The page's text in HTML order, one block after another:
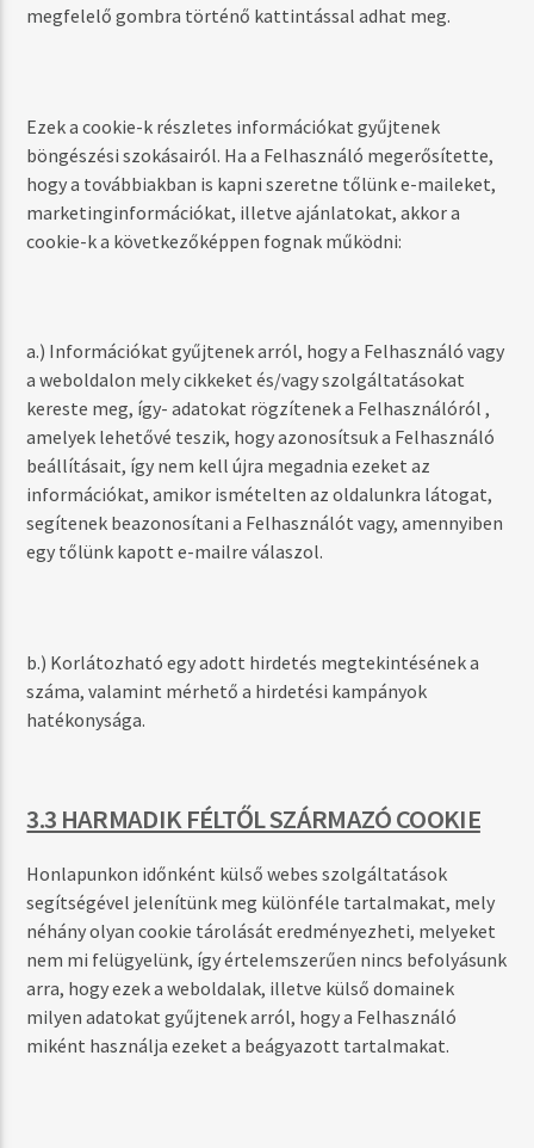
megfelelő gombra történő kattintással adhat meg.
Ezek a cookie-k részletes információkat gyűjtenek
böngészési szokásairól. Ha a Felhasználó megerősítette,
hogy a továbbiakban is kapni szeretne tőlünk e-maileket,
marketinginformációkat, illetve ajánlatokat, akkor a
cookie-k a következőképpen fognak működni:
a.) Információkat gyűjtenek arról, hogy a Felhasználó vagy
a weboldalon mely cikkeket és/vagy szolgáltatásokat
kereste meg, így- adatokat rögzítenek a Felhasználóról ,
amelyek lehetővé teszik, hogy azonosítsuk a Felhasználó
beállításait, így nem kell újra megadnia ezeket az
információkat, amikor ismételten az oldalunkra látogat,
segítenek beazonosítani a Felhasználót vagy, amennyiben
egy tőlünk kapott e-mailre válaszol.
b.) Korlátozható egy adott hirdetés megtekintésének a
száma, valamint mérhető a hirdetési kampányok
hatékonysága.
3.3 HARMADIK FÉLTŐL SZÁRMAZÓ COOKIE
Honlapunkon időnként külső webes szolgáltatások
segítségével jelenítünk meg különféle tartalmakat, mely
néhány olyan cookie tárolását eredményezheti, melyeket
nem mi felügyelünk, így értelemszerűen nincs befolyásunk
arra, hogy ezek a weboldalak, illetve külső domainek
milyen adatokat gyűjtenek arról, hogy a Felhasználó
miként használja ezeket a beágyazott tartalmakat.